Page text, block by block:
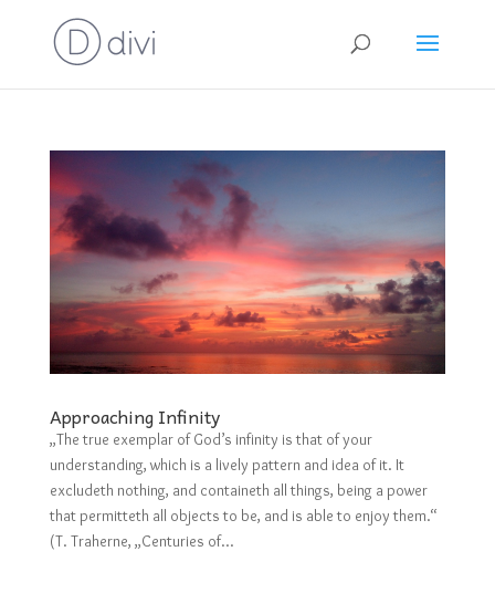
Approaching Infinity
„The true exemplar of God’s infinity is that of your
understanding, which is a lively pattern and idea of it. It
excludeth nothing, and containeth all things, being a power
that permitteth all objects to be, and is able to enjoy them.“
(T. Traherne, „Centuries of...